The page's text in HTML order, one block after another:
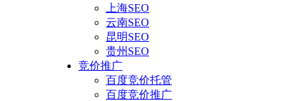
上海SEO
云南SEO
昆明SEO
贵州SEO
竞价推广
百度竞价托管
百度竞价推广